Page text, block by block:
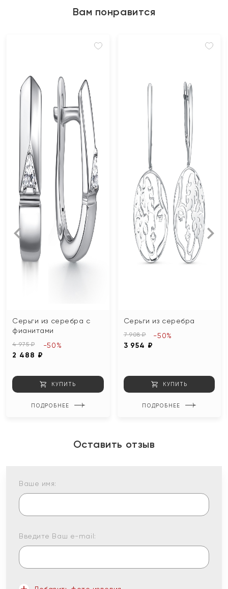
Вам понравится
Серьги из серебра с
фианитами
4 975 ₽
2 488 ₽
-50%
КУПИТЬ
ПОДРОБНЕЕ
Серьги из серебра
7 908 ₽
3 954 ₽
-50%
КУПИТЬ
ПОДРОБНЕЕ
Оставить отзыв
Ваше имя:
Введите Ваш e-mail: